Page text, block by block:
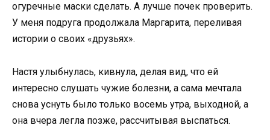
огуречные маски сделать. А лучше почек проверить.
У меня подруга продолжала Маргарита, переливая
истории о своих «друзьях».
Настя улыбнулась, кивнула, делая вид, что ей
интересно слушать чужие болезни, а сама мечтала
снова уснуть было только восемь утра, выходной, а
она вчера легла позже, рассчитывая выспаться.